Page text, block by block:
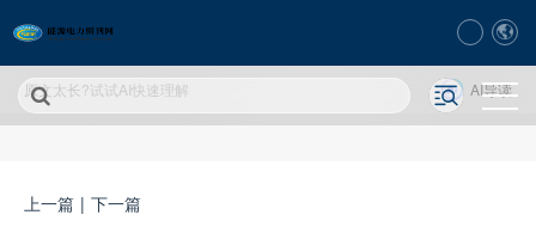
原文太长?试试AI快速理解 AI导读
上一篇 | 下一篇